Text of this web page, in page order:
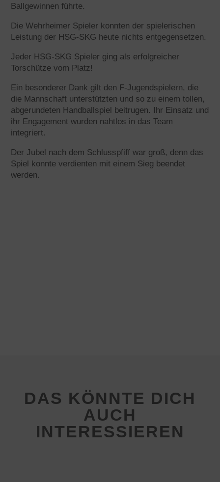
Ballgewinnen führte.
Die Wehrheimer Spieler konnten der spielerischen
Leistung der HSG-SKG heute nichts entgegensetzen.
Jeder HSG-SKG Spieler ging als erfolgreicher
Torschütze vom Platz!
Ein besonderer Dank gilt den F-Jugendspielern, die
die Mannschaft unterstützten und so zu einem tollen,
abgerundeten Handballspiel beitrugen. Ihr Einsatz und
ihr Engagement wurden nahtlos in das Team
integriert.
Der Jubel nach dem Schlusspfiff war groß, denn das
Spiel konnte verdienten mit einem Sieg beendet
werden.
DAS KÖNNTE DICH
AUCH
INTERESSIEREN